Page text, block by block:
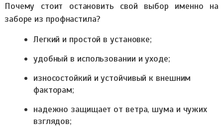
Почему стоит остановить свой выбор именно на
заборе из профнастила?
Легкий и простой в установке;
удобный в использовании и уходе;
износостойкий и устойчивый к внешним
факторам;
надежно защищает от ветра, шума и чужих
взглядов;